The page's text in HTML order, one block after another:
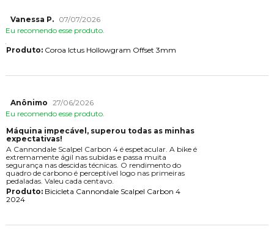
Vanessa P.
07/07/2026
Eu recomendo esse produto.
Produto:Coroa Ictus Hollowgram Offset 3mm
Anônimo 27/06/2026
Eu recomendo esse produto.
Máquina impecável, superou todas as minhas
expectativas!
A Cannondale Scalpel Carbon 4 é espetacular. A bike é
extremamente ágil nas subidas e passa muita
segurança nas descidas técnicas. O rendimento do
quadro de carbono é perceptível logo nas primeiras
pedaladas. Valeu cada centavo.
Produto:Bicicleta Cannondale Scalpel Carbon 4
2024